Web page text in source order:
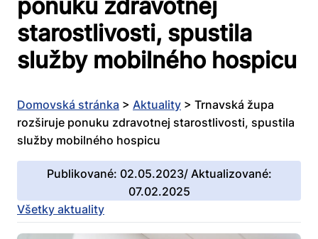
ponuku zdravotnej
starostlivosti, spustila
služby mobilného hospicu
Domovská stránka > Aktuality > Trnavská župa
rozširuje ponuku zdravotnej starostlivosti, spustila
služby mobilného hospicu
Publikované: 02.05.2023/ Aktualizované:
07.02.2025
Všetky aktuality